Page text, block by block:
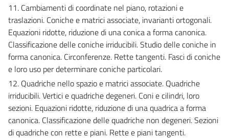
11. Cambiamenti di coordinate nel piano, rotazioni e
traslazioni. Coniche e matrici associate, invarianti ortogonali.
Equazioni ridotte, riduzione di una conica a forma canonica.
Classificazione delle coniche irriducibili. Studio delle coniche in
forma canonica. Circonferenze. Rette tangenti. Fasci di coniche
e loro uso per determinare coniche particolari.
12. Quadriche nello spazio e matrici associate. Quadriche
irriducibili. Vertici e quadriche degeneri. Coni e cilindri, loro
sezioni. Equazioni ridotte, riduzione di una quadrica a forma
canonica. Classificazione delle quadriche non degeneri. Sezioni
di quadriche con rette e piani. Rette e piani tangenti.